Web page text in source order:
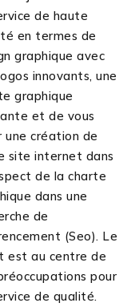
de haute
en termes de
graphique avec
innovants, une
graphique
et de vous
une création de
site internet dans
de la charte
dans une
de
(Seo). Le
est au centre de
pour
de qualité.